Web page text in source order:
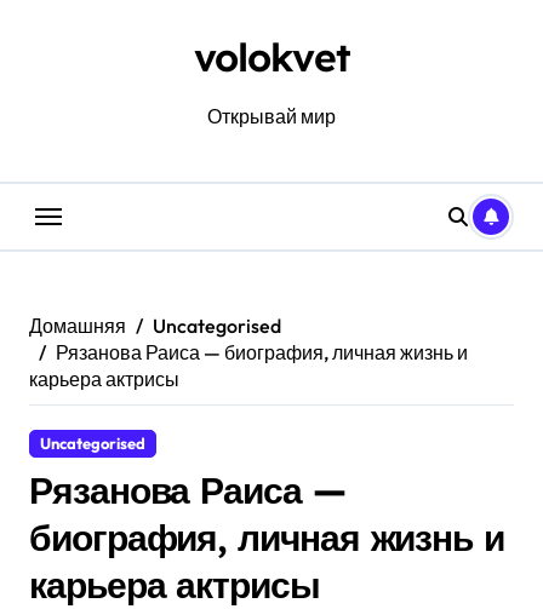
volokvet
Открывай мир
Домашняя
Uncategorised
Рязанова Раиса — биография, личная жизнь и
карьера актрисы
Uncategorised
Рязанова Раиса —
биография, личная жизнь и
карьера актрисы